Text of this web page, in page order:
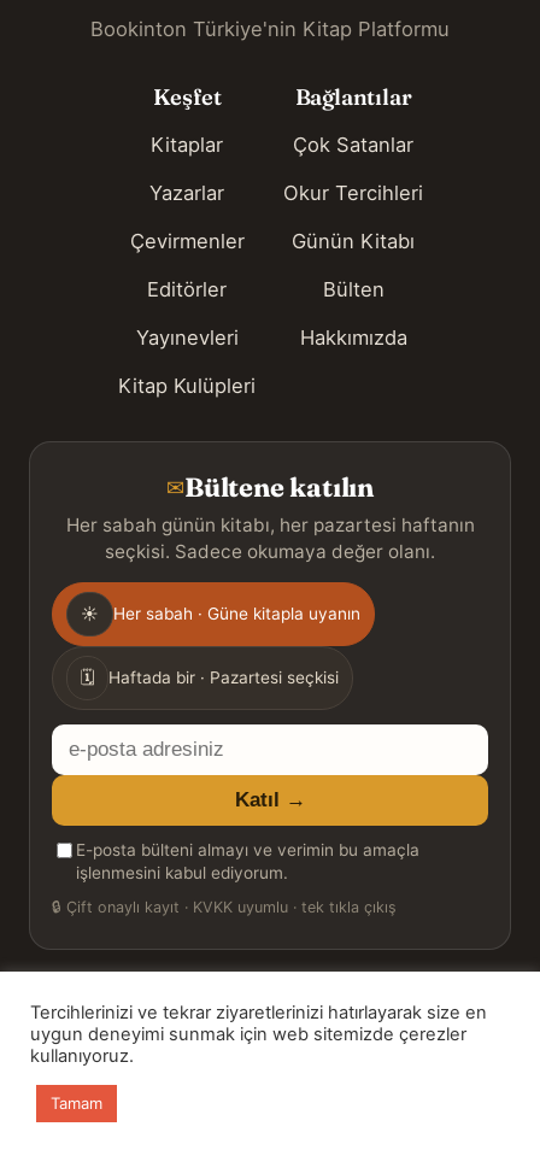
Bookinton Türkiye'nin Kitap Platformu
Keşfet
Kitaplar
Yazarlar
Çevirmenler
Editörler
Yayınevleri
Kitap Kulüpleri
Bağlantılar
Çok Satanlar
Okur Tercihleri
Günün Kitabı
Bülten
Hakkımızda
✉Bültene katılın
Her sabah günün kitabı, her pazartesi haftanın
seçkisi. Sadece okumaya değer olanı.
Gönderim
sıklığı
☀ Her sabah · Güne kitapla uyanın
🗓 Haftada bir · Pazartesi seçkisi
E-
posta
adresiniz
Katıl →
E-posta bülteni almayı ve verimin bu amaçla
işlenmesini kabul ediyorum.
🔒 Çift onaylı kayıt · KVKK uyumlu · tek tıkla çıkış
© 2026 Bookinton — Türkiye’nin Kitap Platformu
HT Book Review — webmaster: Hakan Turgay
Tercihlerinizi ve tekrar ziyaretlerinizi hatırlayarak size en
uygun deneyimi sunmak için web sitemizde çerezler
kullanıyoruz.
Tamam